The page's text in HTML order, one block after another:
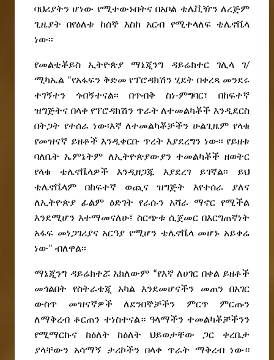
ባህሪያትን ሆነው የሚተውኑበትና በአቦል ቴሌቪዥን ለረጅም
ጊዜያት በየዕለቱ ከሰኞ እስከ አርብ የሚተላለፍ ቴሌኖቬላ
ነው፡፡
የመልቲቾይስ ኢትዮጵያ ማኔጂንግ ዳይሬክተር ገሊላ ገ/
ሚካኤል “የአፋፍን ቅድመ የፕሮዳክሽን ሂደት በቀረጻ መንደሩ
ተገኝተን ጎብኝተናል፡፡ በጥብቅ ስነ-ምግባር፣ በከፍተኛ
ዝግጅትና በላቀ የፕሮዳክሽን ጥራት ለተመልካቾች እንዲደርስ
በትጋት የተሰራ ነው፡እኛ ለተመልካቾቻችን ሁልጊዜም የላቁ
የመዝናኛ ይዘቶች እንዲቀርቡ ጥረት እያደረግን ነው፡፡ የይዘቱ
ባለቤት ኤምኔትም ለኢትዮጵያውያን ተመልካቾች ዘወትር
የላቁ ቴሌኖቬላዎች እንዲዘጋጁ እያደረገ ይገኛል፡፡ ይህ
ቴሌኖቬላም በከፍተኛ ወጪና ዝግጅት እየተሰራ ያለና
ለኢትዮጵያ ፊልም ዕድገት የራሱን አሻራ ማኖር የሚችል
እንደሚሆን እተማመናለሁ፤ ስርጭቱ ሲጀመር በእርግጠኛነት
አፋፍ መነጋገሪያና አርዓያ የሚሆን ቴሌኖቬላ መሆኑ አይቀሬ
ነው” ብለዋል፡፡
ማኔጂንግ ዳይሬክተሯ አክለውም “የእኛ ለሀገር በቀል ይዘቶች
መጎልበት የስትራቴጂ አካል እንደመሆናችን መጠን በአገር
ውስጥ መዝናኛዎች ለደንበኞቻችን ምርጥ ምርጡን
ለማቅረብ ቆርጠን ተነስተናል። ዓላማችን ተመልካቾቻችንን
የሚማርኩና ከዕለት ከዕለት ህይወታቸው ጋር ቀረቤታ
ያላቸውን አሳማኝ ታሪኮችን በላቀ ጥራት ማቅረብ ነው።